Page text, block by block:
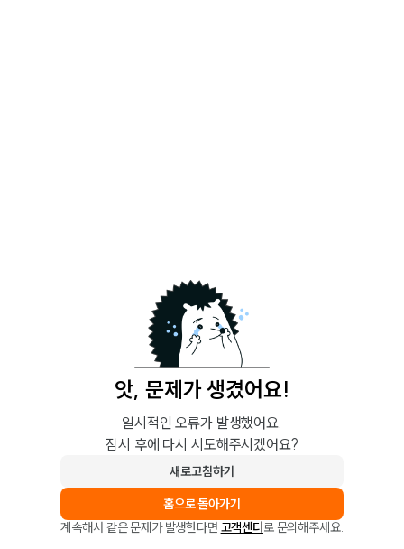
앗, 문제가 생겼어요!
일시적인 오류가 발생했어요.
잠시 후에 다시 시도해주시겠어요?
새로고침하기
홈으로 돌아가기
계속해서 같은 문제가 발생한다면 고객센터로 문의해주세요.